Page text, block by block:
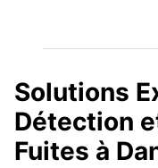
Solutions
Détection
Fuites à